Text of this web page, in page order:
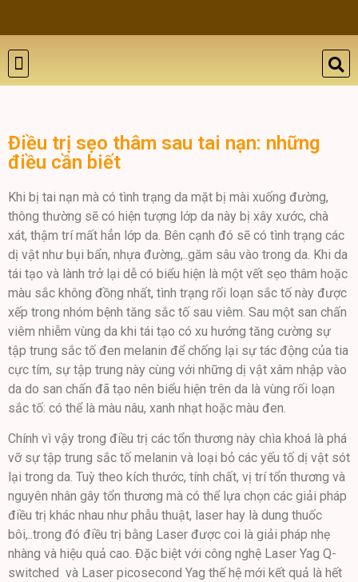
Điều trị sẹo thâm sau tai nạn: những
điều cần biết
Khi bị tai nạn mà có tình trạng da mặt bị mài xuống đường,
thông thường sẽ có hiện tượng lớp da này bị xây xước, chà
xát, thậm trí mất hẳn lớp da. Bên cạnh đó sẽ có tình trạng các
dị vật như bụi bẩn, nhựa đường,..găm sâu vào trong da. Khi da
tái tạo và lành trở lại dễ có biểu hiện là một vết sẹo thâm hoặc
màu sắc không đồng nhất, tình trạng rối loạn sắc tố này được
xếp trong nhóm bệnh tăng sắc tố sau viêm. Sau một san chấn
viêm nhiễm vùng da khi tái tạo có xu hướng tăng cường sự
tập trung sắc tố đen melanin để chống lại sự tác động của tia
cực tím, sự tập trung này cùng với những dị vật xâm nhập vào
da do san chấn đã tạo nên biểu hiện trên da là vùng rối loạn
sắc tố: có thể là màu nâu, xanh nhạt hoặc màu đen.
Chính vì vậy trong điều trị các tổn thương này chìa khoá là phá
vỡ sự tập trung sắc tố melanin và loại bỏ các yếu tố dị vật sót
lại trong da. Tuỳ theo kích thước, tính chất, vị trí tổn thương và
nguyên nhân gây tổn thương mà có thể lựa chọn các giải pháp
điều trị khác nhau như phẫu thuật, laser hay là dung thuốc
bôi,..trong đó điều trị bằng Laser được coi là giải pháp nhẹ
nhàng và hiệu quả cao. Đặc biệt với công nghệ Laser Yag Q-
switched và Laser picosecond Yag thế hệ mới kết quả là hết